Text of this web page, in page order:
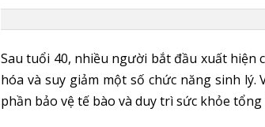
Sau tuổi 40, nhiều người bắt đầu xuất hiện
hóa và suy giảm một số chức năng sinh
phần bảo vệ tế bào và duy trì sức khỏe tổng